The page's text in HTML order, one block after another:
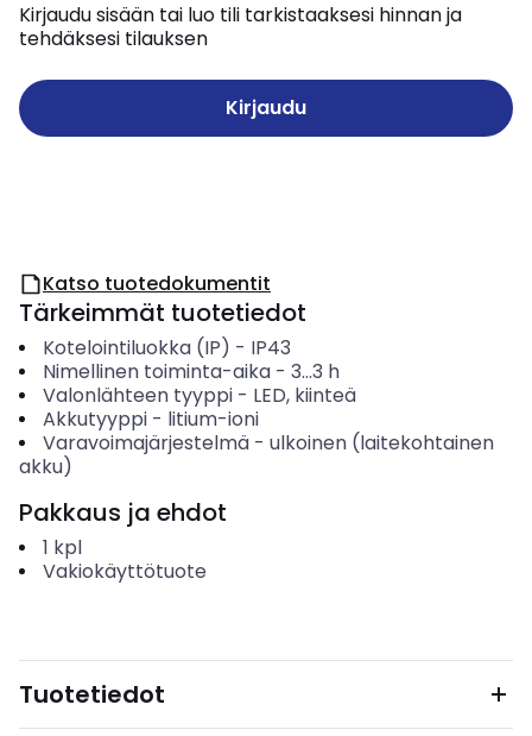
Kirjaudu sisään tai luo tili tarkistaaksesi hinnan ja
tehdäksesi tilauksen
Kirjaudu
Katso tuotedokumentit
Tärkeimmät tuotetiedot
Kotelointiluokka (IP) - IP43
Nimellinen toiminta-aika- 3...3 h
Valonlähteen tyyppi- LED, kiinteä
Akkutyyppi- litium-ioni
Varavoimajärjestelmä- ulkoinen (laitekohtainen
akku)
Pakkaus ja ehdot
1 kpl
Vakiokäyttötuote
Tuotetiedot